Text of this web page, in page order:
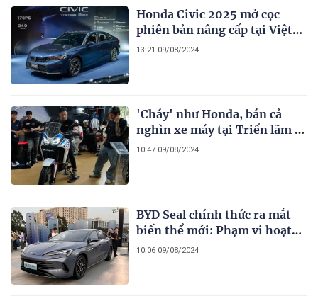
Honda Civic 2025 mở cọc
phiên bản nâng cấp tại Việt
Nam, bổ sung thêm phiên
13:21 09/08/2024
'Cháy' như Honda, bán cả
nghìn xe máy tại Triển lãm Ô
tô lớn nhất Indonesia
10:47 09/08/2024
BYD Seal chính thức ra mắt
biến thể mới: Phạm vi hoạt
động lên tới 2.000 km, ăn
10:06 09/08/2024